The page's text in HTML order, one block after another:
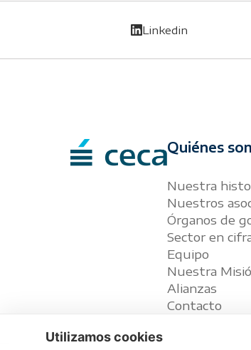
Linkedin
Quiénes
Nuestra
Nuestros
Órganos de
Sector en
Equipo
Nuestra
Alianzas
Contacto
Utilizamos cookies